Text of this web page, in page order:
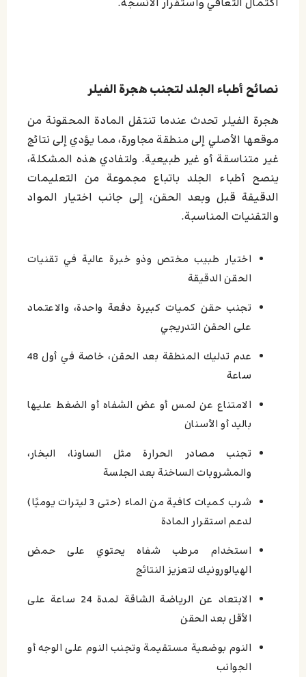
اكتمال التعافي واستقرار الأنسجة.
نصائح أطباء الجلد لتجنب هجرة الفيلر
هجرة الفيلر تحدث عندما تنتقل المادة المحقونة من
موقعها الأصلي إلى منطقة مجاورة، مما يؤدي إلى نتائج
غير متناسقة أو غير طبيعية. ولتفادي هذه المشكلة،
ينصح أطباء الجلد باتباع مجموعة من التعليمات
الدقيقة قبل وبعد الحقن، إلى جانب اختيار المواد
والتقنيات المناسبة.
اختيار طبيب مختص وذو خبرة عالية في تقنيات
الحقن الدقيقة
تجنب حقن كميات كبيرة دفعة واحدة، والاعتماد
على الحقن التدريجي
عدم تدليك المنطقة بعد الحقن، خاصة في أول 48
ساعة
الامتناع عن لمس أو عض الشفاه أو الضغط عليها
باليد أو الأسنان
تجنب مصادر الحرارة مثل الساونا، البخار،
والمشروبات الساخنة بعد الجلسة
شرب كميات كافية من الماء (حتى 3 ليترات يوميًا)
لدعم استقرار المادة
استخدام مرطب شفاه يحتوي على حمض
الهيالورونيك لتعزيز النتائج
الابتعاد عن الرياضة الشاقة لمدة 24 ساعة على
الأقل بعد الحقن
النوم بوضعية مستقيمة وتجنب النوم على الوجه أو
الجوانب